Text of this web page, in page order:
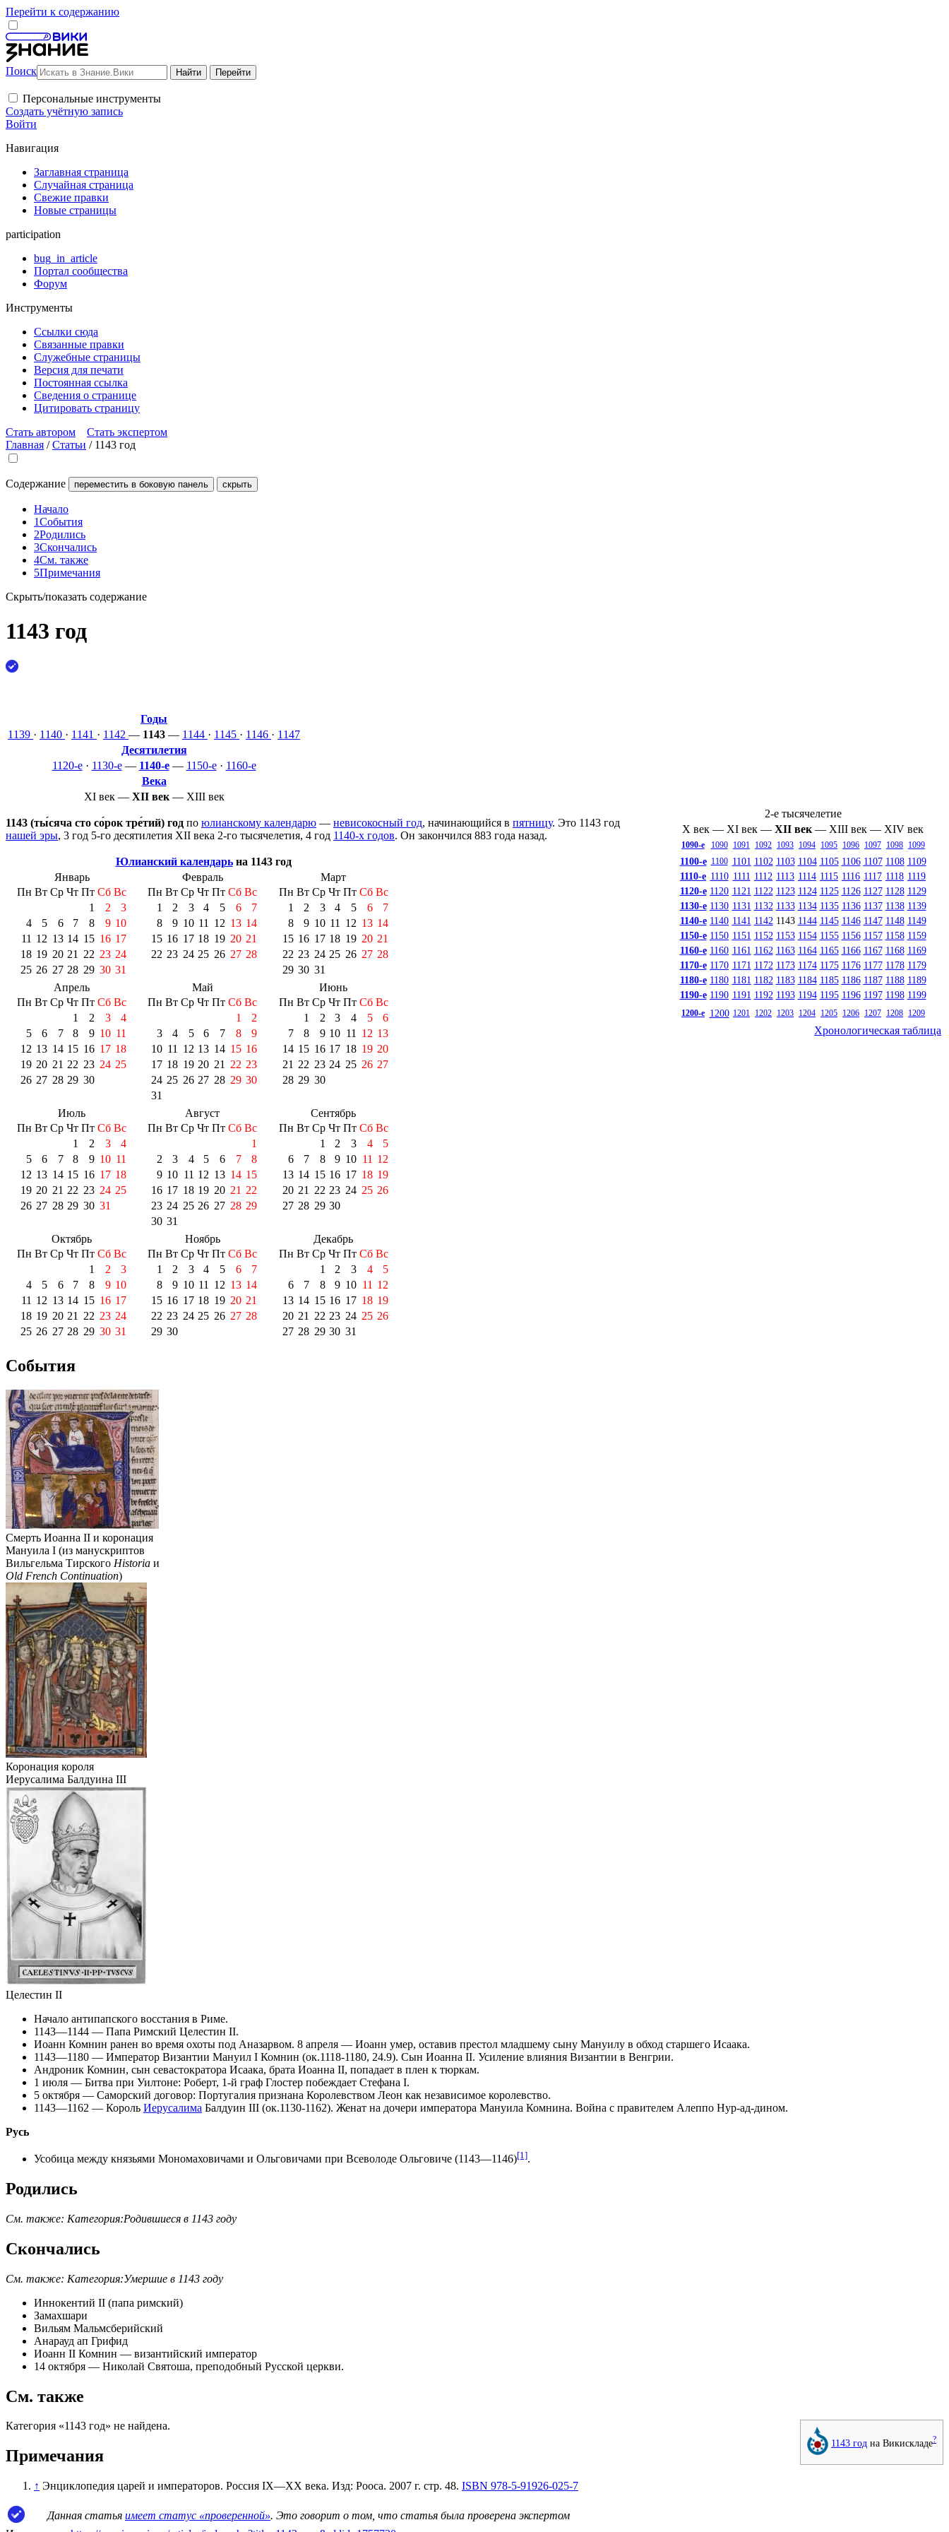
Перейти к содержанию
Поиск
Персональные инструменты
Создать учётную запись
Войти
Навигация
Заглавная страница
Случайная страница
Свежие правки
Новые страницы
participation
bug_in_article
Портал сообщества
Форум
Инструменты
Ссылки сюда
Связанные правки
Служебные страницы
Версия для печати
Постоянная ссылка
Сведения о странице
Цитировать страницу
Стать автором
Стать экспертом
Главная /Статьи / 1143 год
Содержание переместить в боковую панель скрыть
Начало
1События
2Родились
3Скончались
4См. также
5Примечания
Скрыть/показать содержание
1143 год
Годы
1139 · 1140 · 1141 · 1142 — 1143 — 1144 · 1145 · 1146 · 1147
Десятилетия
1120-е· 1130-е— 1140-е— 1150-е· 1160-е
Века
XI век— XII век— XIII век
2-е тысячелетие
X век — XI век — XII век — XIII век — XIV век
1090-е 1090 1091 1092 1093 1094 1095 1096 1097 1098 1099
1100-е 1100 1101 1102 1103 1104 1105 1106 1107 1108 1109
1110-е 1110 1111 1112 1113 1114 1115 1116 1117 1118 1119
1120-е 1120 1121 1122 1123 1124 1125 1126 1127 1128 1129
1130-е 1130 1131 1132 1133 1134 1135 1136 1137 1138 1139
1140-е 1140 1141 1142 1143 1144 1145 1146 1147 1148 1149
1150-е 1150 1151 1152 1153 1154 1155 1156 1157 1158 1159
1160-е 1160 1161 1162 1163 1164 1165 1166 1167 1168 1169
1170-е 1170 1171 1172 1173 1174 1175 1176 1177 1178 1179
1180-е 1180 1181 1182 1183 1184 1185 1186 1187 1188 1189
1190-е 1190 1191 1192 1193 1194 1195 1196 1197 1198 1199
1200-е 1200 1201 1202 1203 1204 1205 1206 1207 1208 1209
Хронологическая таблица
1143 (ты́сяча сто со́рок тре́тий) год по юлианскому календарю — невисокосный год, начинающийся в пятницу. Это 1143 год
нашей эры, 3 год 5-го десятилетия XII века 2-го тысячелетия, 4 год 1140-х годов. Он закончился 883 года назад.
Юлианский календарьна 1143 год
Январь
Пн Вт Ср Чт Пт Сб Вс
1
2
3
4
5 6 7 8 9 10
11 12 13 14 15 16 17
18 19 20 21 22 23 24
25 26 27 28 29 30 31
Февраль
Пн Вт Ср Чт Пт Сб Вс
1
2 3 4 5 6
7
8
9 10 11 12 13 14
15 16 17 18 19 20 21
22 23 24 25 26 27 28
Март
Пн Вт Ср Чт Пт Сб Вс
1
2 3 4 5 6
7
8
9 10 11 12 13 14
15 16 17 18 19 20 21
22 23 24 25 26 27 28
29 30 31
Апрель
Пн Вт Ср Чт Пт Сб Вс
1
2 3
4
5
6 7 8 9 10 11
12 13 14 15 16 17 18
19 20 21 22 23 24 25
26 27 28 29 30
Май
Пн Вт Ср Чт Пт Сб Вс
1
2
3
4 5 6 7 8
9
10 11 12 13 14 15 16
17 18 19 20 21 22 23
24 25 26 27 28 29 30
31
Июнь
Пн Вт Ср Чт Пт Сб Вс
1
2 3 4 5
6
7
8 9 10 11 12 13
14 15 16 17 18 19 20
21 22 23 24 25 26 27
28 29 30
Июль
Пн Вт Ср Чт Пт Сб Вс
1
2 3
4
5
6 7 8 9 10 11
12 13 14 15 16 17 18
19 20 21 22 23 24 25
26 27 28 29 30 31
Август
Пн Вт Ср Чт Пт Сб Вс
1
2
3 4 5 6 7
8
9 10 11 12 13 14 15
16 17 18 19 20 21 22
23 24 25 26 27 28 29
30 31
Сентябрь
Пн Вт Ср Чт Пт Сб Вс
1
2 3 4
5
6
7 8 9 10 11 12
13 14 15 16 17 18 19
20 21 22 23 24 25 26
27 28 29 30
Октябрь
Пн Вт Ср Чт Пт Сб Вс
1
2
3
4
5 6 7 8 9 10
11 12 13 14 15 16 17
18 19 20 21 22 23 24
25 26 27 28 29 30 31
Ноябрь
Пн Вт Ср Чт Пт Сб Вс
1
2 3 4 5 6
7
8
9 10 11 12 13 14
15 16 17 18 19 20 21
22 23 24 25 26 27 28
29 30
Декабрь
Пн Вт Ср Чт Пт Сб Вс
1
2 3 4
5
6
7 8 9 10 11 12
13 14 15 16 17 18 19
20 21 22 23 24 25 26
27 28 29 30 31
События
Смерть Иоанна II и коронация
Мануила I (из манускриптов
Вильгельма Тирского Historia и
Old French Continuation)
Коронация короля
Иерусалима Балдуина III
Целестин II
Начало антипапского восстания в Риме.
1143—1144 — Папа Римский Целестин II.
Иоанн Комнин ранен во время охоты под Аназарвом. 8 апреля — Иоанн умер, оставив престол младшему сыну Мануилу в обход старшего Исаака.
1143—1180 — Император Византии Мануил I Комнин (ок.1118-1180, 24.9). Сын Иоанна II. Усиление влияния Византии в Венгрии.
Андроник Комнин, сын севастократора Исаака, брата Иоанна II, попадает в плен к тюркам.
1 июля — Битва при Уилтоне: Роберт, 1-й граф Глостер побеждает Стефана I.
5 октября — Саморский договор: Португалия признана Королевством Леон как независимое королевство.
1143—1162 — Король Иерусалима Балдуин III (ок.1130-1162). Женат на дочери императора Мануила Комнина. Война с правителем Алеппо Нур-ад-дином.
Русь
Усобица между князьями Мономаховичами и Ольговичами при Всеволоде Ольговиче (1143—1146)[1].
Родились
См. также: Категория:Родившиеся в 1143 году
Скончались
См. также: Категория:Умершие в 1143 году
Иннокентий II (папа римский)
Замахшари
Вильям Мальмсберийский
Анарауд ап Грифид
Иоанн II Комнин — византийский император
14 октября — Николай Святоша, преподобный Русской церкви.
См. также
1143 год на Викискладе?
Категория «1143 год» не найдена.
Примечания
↑ Энциклопедия царей и императоров. Россия IX—XX века. Изд: Рооса. 2007 г. стр. 48. ISBN 978-5-91926-025-7
Данная статья имеет статус «проверенной». Это говорит о том, что статья была проверена экспертом